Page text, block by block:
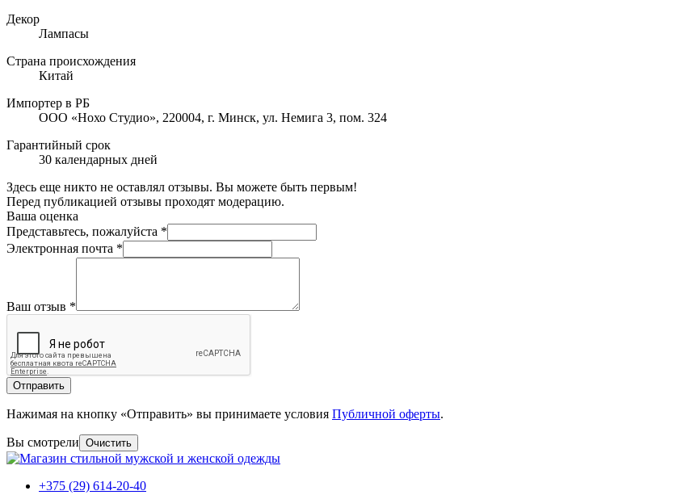
Декор
Лампасы
Страна происхождения
Китай
Импортер в РБ
ООО «Нохо Студио», 220004, г. Минск, ул. Немига 3, пом. 324
Гарантийный срок
30 календарных дней
Здесь еще никто не оставлял отзывы. Вы можете быть первым!
Перед публикацией отзывы проходят модерацию.
Ваша оценка
Представьтесь, пожалуйста *
Электронная почта *
Ваш отзыв *
Отправить
Нажимая на кнопку «Отправить» вы принимаете условия Публичной оферты.
Вы смотрели Очистить
+375 (29) 614-20-40